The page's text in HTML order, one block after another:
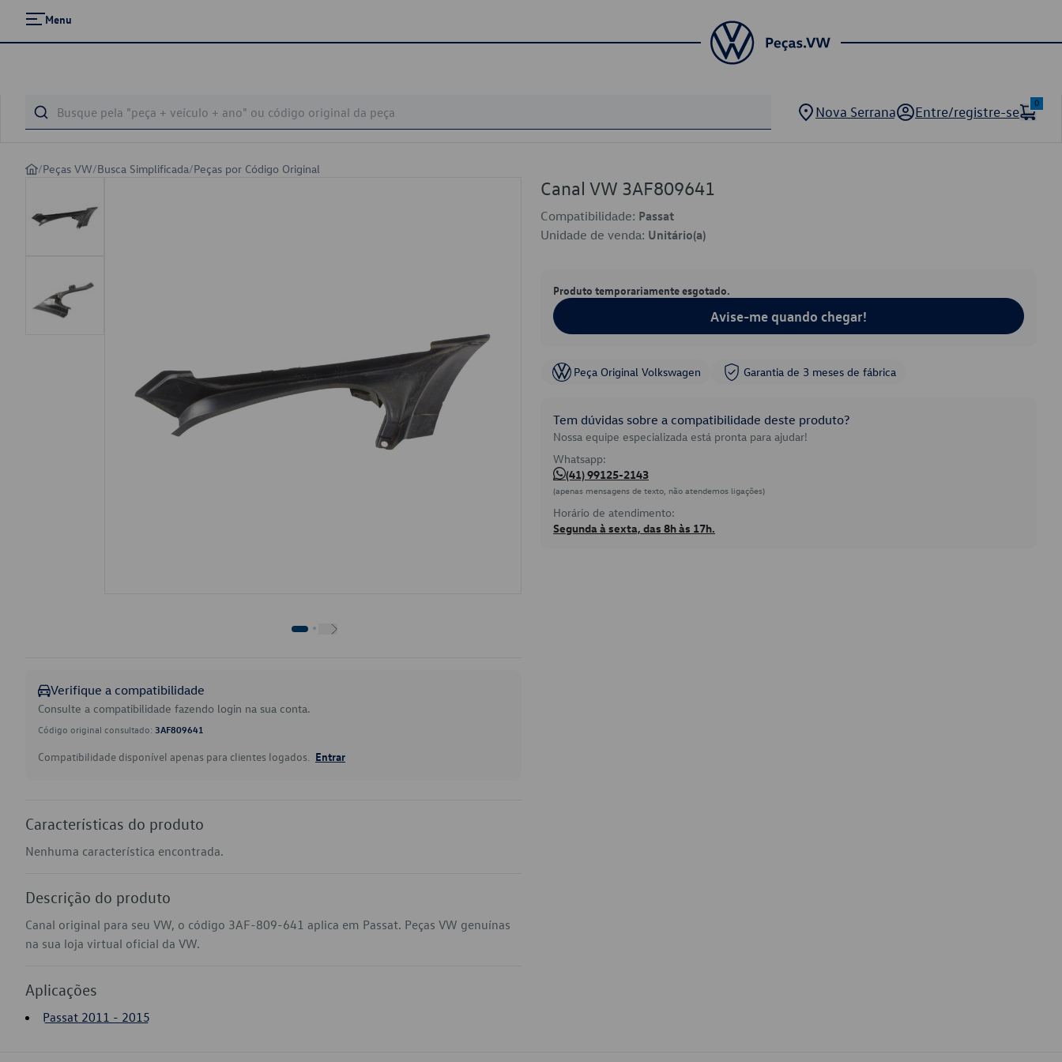
Menu
Nova Serrana Entre/registre-se
0
/Peças VW/Busca Simplificada/Peças por Código Original
Verifique a compatibilidade
Consulte a compatibilidade fazendo login na sua conta.
Código original consultado: 3AF809641
Compatibilidade disponível apenas para clientes logados. Entrar
Características do produto
Nenhuma característica encontrada.
Descrição do produto
Canal original para seu VW, o código 3AF-809-641 aplica em Passat. Peças VW genuínas
na sua loja virtual oficial da VW.
Aplicações
Passat 2011 - 2015
Canal VW 3AF809641
Compatibilidade: Passat
Unidade de venda: Unitário(a)
Produto temporariamente esgotado.
Avise-me quando chegar!
Peça Original Volkswagen Garantia de 3 meses de fábrica
Tem dúvidas sobre a compatibilidade deste produto?
Nossa equipe especializada está pronta para ajudar!
Whatsapp:
(41) 99125-2143
(apenas mensagens de texto, não atendemos ligações)
Horário de atendimento:
Segunda à sexta, das 8h às 17h.